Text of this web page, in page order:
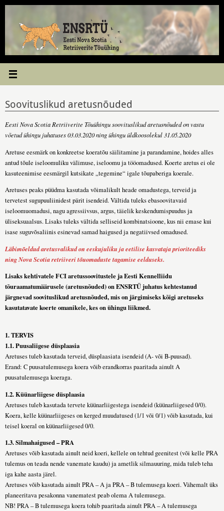
Skip
Soovituslikud aretusnõuded
Eesti Nova Scotia Retriiverite Tõuühingu soovituslikud aretusnõuded on vastu
võetud ühingu juhatuses 03.03.2020 ning ühingu üldkoosolekul 31.05.2020
Aretuse eesmärk on konkreetse koeratõu säilitamine ja parandamine, hoides alles
antud tõule iseloomuliku välimuse, iseloomu ja tööomadused. Koerte aretus ei ole
kasuteenimise eesmärgil kutsikate „tegemine“ igale tõupaberiga koerale.
Aretuses peaks püüdma kasutada võimalikult heade omadustega, terveid ja
tervetest sugupuuliinidest pärit isendeid. Vältida tuleks ebasoovitavaid
iseloomuomadusi, nagu agressiivsus, argus, täielik keskendumispuudus ja
üliseksuaalsus. Lisaks tuleks vältida selliseid kombinatsioone, kus nii emase kui
isase suguvõsaliinis esinevad samad haigused ja negatiivsed omadused.
Läbimõeldud aretusvalikud on eeskujuliku ja eetilise kasvataja prioriteediks
ning Nova Scotia retriiveri tõuomaduste tagamise eelduseks.
Lisaks kehtivatele FCI aretussoovitustele ja Eesti Kennelliidu
tõuraamatumäärusele (aretusnõuded) on ENSRTÜ juhatus kehtestanud
järgnevad soovituslikud aretusnõuded, mis on järgimiseks kõigi aretuseks
kasutatavate koerte omanikele, kes on ühingu liikmed.
1. TERVIS
1.1. Puusaliigese düsplaasia
Aretuses tuleb kasutada terveid, düsplaasiata isendeid (A- või B-puusad).
Erand: C puusatulemusega koera võib erandkorras paaritada ainult A
puusatulemusega koeraga.
1.2. Küünarliigese düsplaasia
Aretuses tuleb kasutada tervete küünarliigestega isendeid (küünarliigesed 0/0).
Koera, kelle küünarliigeses on kerged muudatused (1/1 või 0/1) võib kasutada, kui
teisel koeral on küünarliigesed 0/0.
1.3. Silmahaigused – PRA
Aretuses võib kasutada ainult neid koeri, kellele on tehtud geenitest (või kelle PRA
tulemus on teada nende vanemate kaudu) ja ametlik silmauuring, mida tuleb teha
iga kahe aasta järel.
Aretuses võib kasutada ainult PRA – A ja PRA – B tulemusega koeri. Vähemalt üks
planeeritava pesakonna vanematest peab olema A tulemusega.
NB! PRA – B tulemusega koera tohib paaritada ainult PRA – A tulemusega